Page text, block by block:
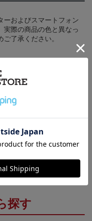
ーおよびスマートフォン
実際の商品の色と異なっ
了承ください。
探す